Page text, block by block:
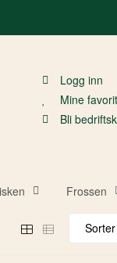
Logg inn
Mine
Bli
Frossen